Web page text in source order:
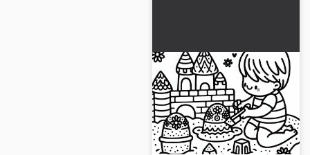
Çocuk forma kum
havuzunda güzel kum
figürleri oluşturuyor
– Ücretsiz boyama
sayfası
Ücretsiz boyama sayfamızla
yaratıcı kum figürleri yaratın.
Şimdi indirin ve kendi sanat